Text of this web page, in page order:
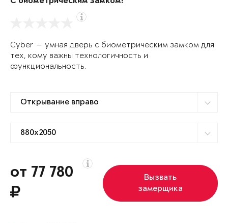
Cyber — умная дверь с биометрическим замком для
тех, кому важны технологичность и
функциональность.
от 77 780
Вызвать
замерщика